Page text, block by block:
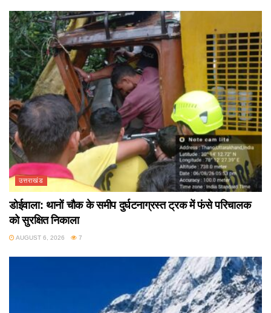
उत्तराखंड
डोईवाला: थानों चौक के समीप दुर्घटनाग्रस्त ट्रक में फंसे परिचालक
को सुरक्षित निकाला
AUGUST 6, 2026 7